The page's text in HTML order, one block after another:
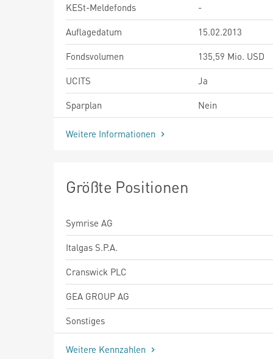
KESt-Meldefonds
-
Auflagedatum
15.02.2013
Fondsvolumen
135,59 Mio. USD
UCITS
Ja
Sparplan
Nein
Weitere Informationen
Größte Positionen
Symrise AG
Italgas S.P.A.
Cranswick PLC
GEA GROUP AG
Sonstiges
Weitere Kennzahlen